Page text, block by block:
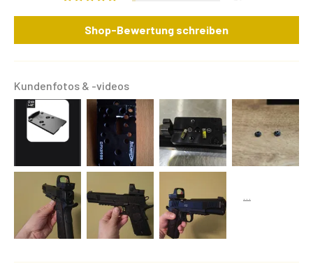
Shop-Bewertung schreiben
Kundenfotos & -videos